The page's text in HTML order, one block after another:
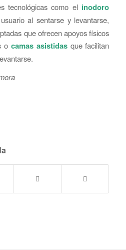
tecnológicas como elinodoro
al sentarse y levantarse,
que ofrecen apoyos físicos
o camas asistidasque facilitan